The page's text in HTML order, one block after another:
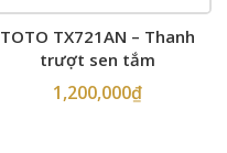
TOTO TX721AN – Thanh
trượt sen tắm
1,200,000₫